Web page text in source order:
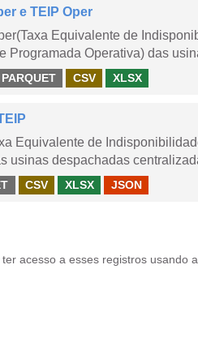
e TEIP Oper
Equivalente de
Programada Operativa) das
PARQUET CSV XLSX
Equivalente de
usinas despachadas
CSV XLSX JSON
acesso a esses registros usando a